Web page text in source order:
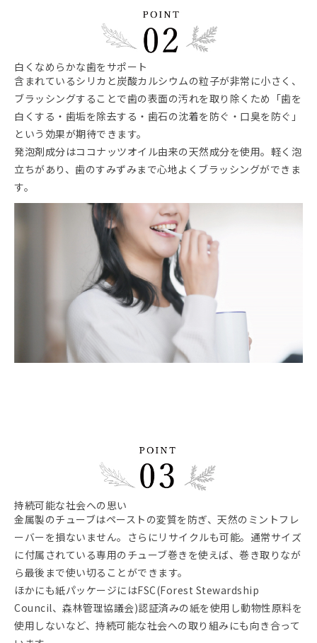
白くなめらかな歯をサポート
含まれているシリカと炭酸カルシウムの粒子が非常に小さく、
ブラッシングすることで歯の表面の汚れを取り除くため「歯を
白くする・歯垢を除去する・歯石の沈着を防ぐ・口臭を防ぐ」
という効果が期待できます。
発泡剤成分はココナッツオイル由来の天然成分を使用。軽く泡
立ちがあり、歯のすみずみまで心地よくブラッシングができま
す。
持続可能な社会への思い
金属製のチューブはペーストの変質を防ぎ、天然のミントフレ
ーバーを損ないません。さらにリサイクルも可能。通常サイズ
に付属されている専用のチューブ巻きを使えば、巻き取りなが
ら最後まで使い切ることができます。
ほかにも紙パッケージにはFSC(Forest Stewardship
Council、森林管理協議会)認証済みの紙を使用し動物性原料を
使用しないなど、持続可能な社会への取り組みにも向き合って